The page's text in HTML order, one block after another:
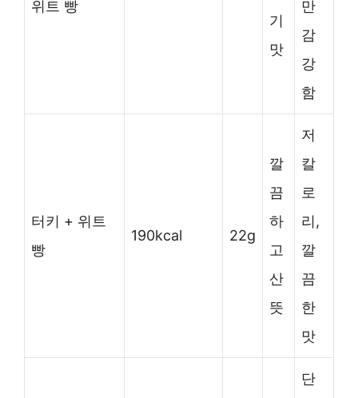
위트 빵
기
맛
만
감
강
함
터키 + 위트
빵
190kcal 22g
깔
끔
하
고
산
뜻
저
칼
로
리,
깔
끔
한
맛
단